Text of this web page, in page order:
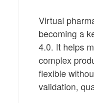
Virtual
becoming a
4.0. It helps
complex
flexible
validation,